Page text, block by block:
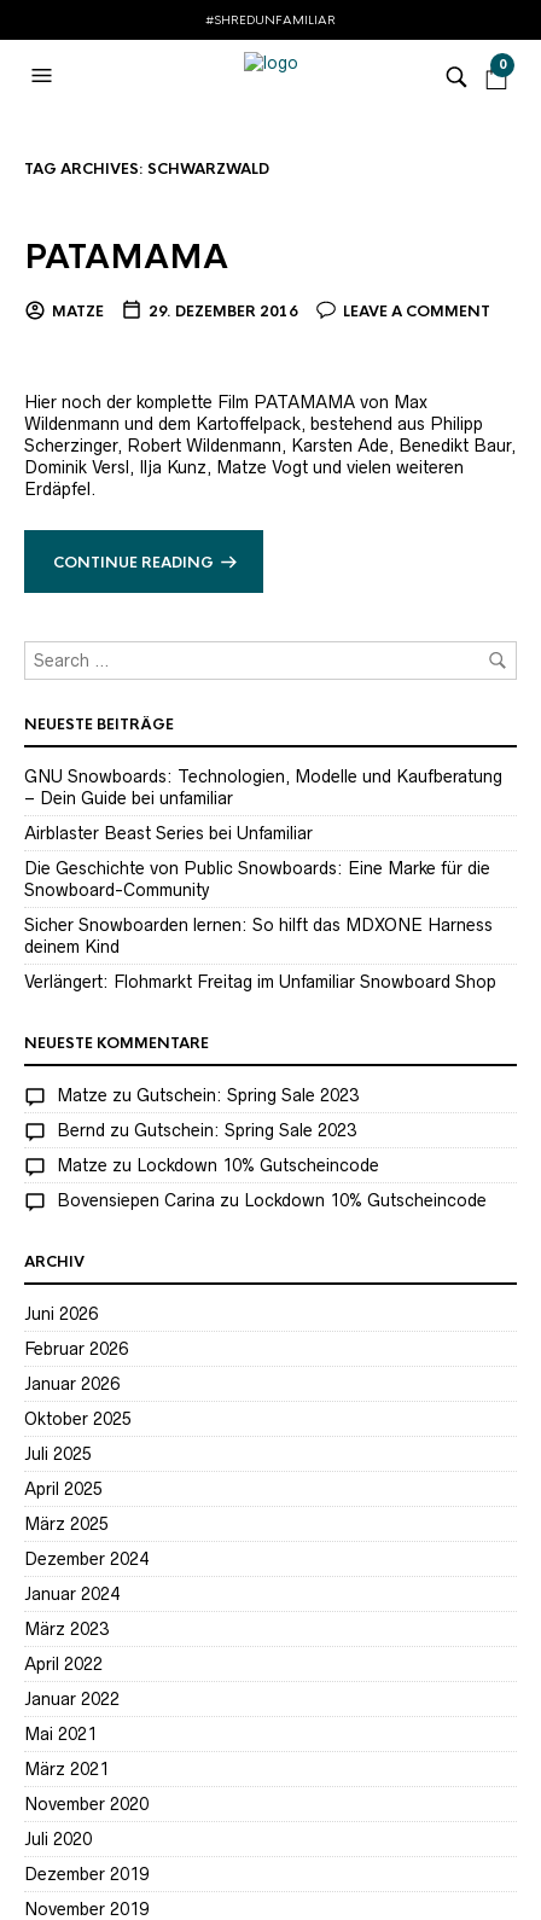
#SHREDUNFAMILIAR
0
TAG ARCHIVES: SCHWARZWALD
PATAMAMA
MATZE 29. DEZEMBER 2016 LEAVE A COMMENT
Hier noch der komplette Film PATAMAMA von Max
Wildenmann und dem Kartoffelpack, bestehend aus Philipp
Scherzinger, Robert Wildenmann, Karsten Ade, Benedikt Baur,
Dominik Versl, Ilja Kunz, Matze Vogt und vielen weiteren
Erdäpfel.
CONTINUE READING
NEUESTE BEITRÄGE
GNU Snowboards: Technologien, Modelle und Kaufberatung
– Dein Guide bei unfamiliar
Airblaster Beast Series bei Unfamiliar
Die Geschichte von Public Snowboards: Eine Marke für die
Snowboard-Community
Sicher Snowboarden lernen: So hilft das MDXONE Harness
deinem Kind
Verlängert: Flohmarkt Freitag im Unfamiliar Snowboard Shop
NEUESTE KOMMENTARE
Matze zu Gutschein: Spring Sale 2023
Bernd zu Gutschein: Spring Sale 2023
Matze zu Lockdown 10% Gutscheincode
Bovensiepen Carina zu Lockdown 10% Gutscheincode
ARCHIV
Juni 2026
Februar 2026
Januar 2026
Oktober 2025
Juli 2025
April 2025
März 2025
Dezember 2024
Januar 2024
März 2023
April 2022
Januar 2022
Mai 2021
März 2021
November 2020
Juli 2020
Dezember 2019
November 2019